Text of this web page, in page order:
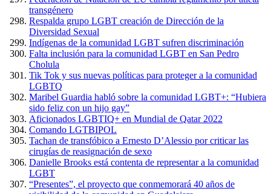
transgénero
Respalda grupo LGBT creación de Dirección de la
Diversidad Sexual
Indígenas de la comunidad LGBT sufren discriminación
Falta inclusión para la comunidad LGBT en San Pedro
Cholula
Tik Tok y sus nuevas políticas para proteger a la comunidad
LGBTQ
Maribel Guardia habló sobre la comunidad LGBT+: “Hubiera
sido feliz con un hijo gay”
Aficionados LGBTIQ+ en Mundial de Qatar 2022
Comando LGTBIPOL
Tachan de transfóbico a Ernesto D’Alessio por criticar las
cirugías de reasignación de sexo
Danielle Brooks está contenta de representar a la comunidad
LGBT
“Presentes”, el proyecto que conmemorará 40 años de